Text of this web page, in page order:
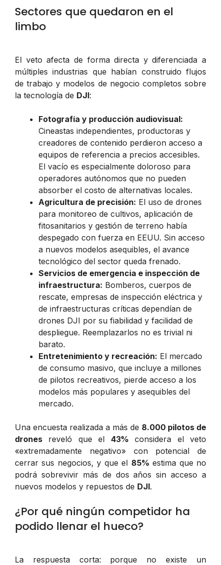
Sectores que quedaron en el
limbo
El veto afecta de forma directa y diferenciada a
múltiples industrias que habían construido flujos
de trabajo y modelos de negocio completos sobre
la tecnología de DJI:
Fotografía y producción audiovisual:
Cineastas independientes, productoras y
creadores de contenido perdieron acceso a
equipos de referencia a precios accesibles.
El vacío es especialmente doloroso para
operadores autónomos que no pueden
absorber el costo de alternativas locales.
Agricultura de precisión: El uso de drones
para monitoreo de cultivos, aplicación de
fitosanitarios y gestión de terreno había
despegado con fuerza en EEUU. Sin acceso
a nuevos modelos asequibles, el avance
tecnológico del sector queda frenado.
Servicios de emergencia e inspección de
infraestructura: Bomberos, cuerpos de
rescate, empresas de inspección eléctrica y
de infraestructuras críticas dependían de
drones DJI por su fiabilidad y facilidad de
despliegue. Reemplazarlos no es trivial ni
barato.
Entretenimiento y recreación: El mercado
de consumo masivo, que incluye a millones
de pilotos recreativos, pierde acceso a los
modelos más populares y asequibles del
mercado.
Una encuesta realizada a más de 8.000 pilotos de
drones reveló que el 43% considera el veto
«extremadamente negativo» con potencial de
cerrar sus negocios, y que el 85% estima que no
podrá sobrevivir más de dos años sin acceso a
nuevos modelos y repuestos de DJI.
¿Por qué ningún competidor ha
podido llenar el hueco?
La respuesta corta: porque no existe un